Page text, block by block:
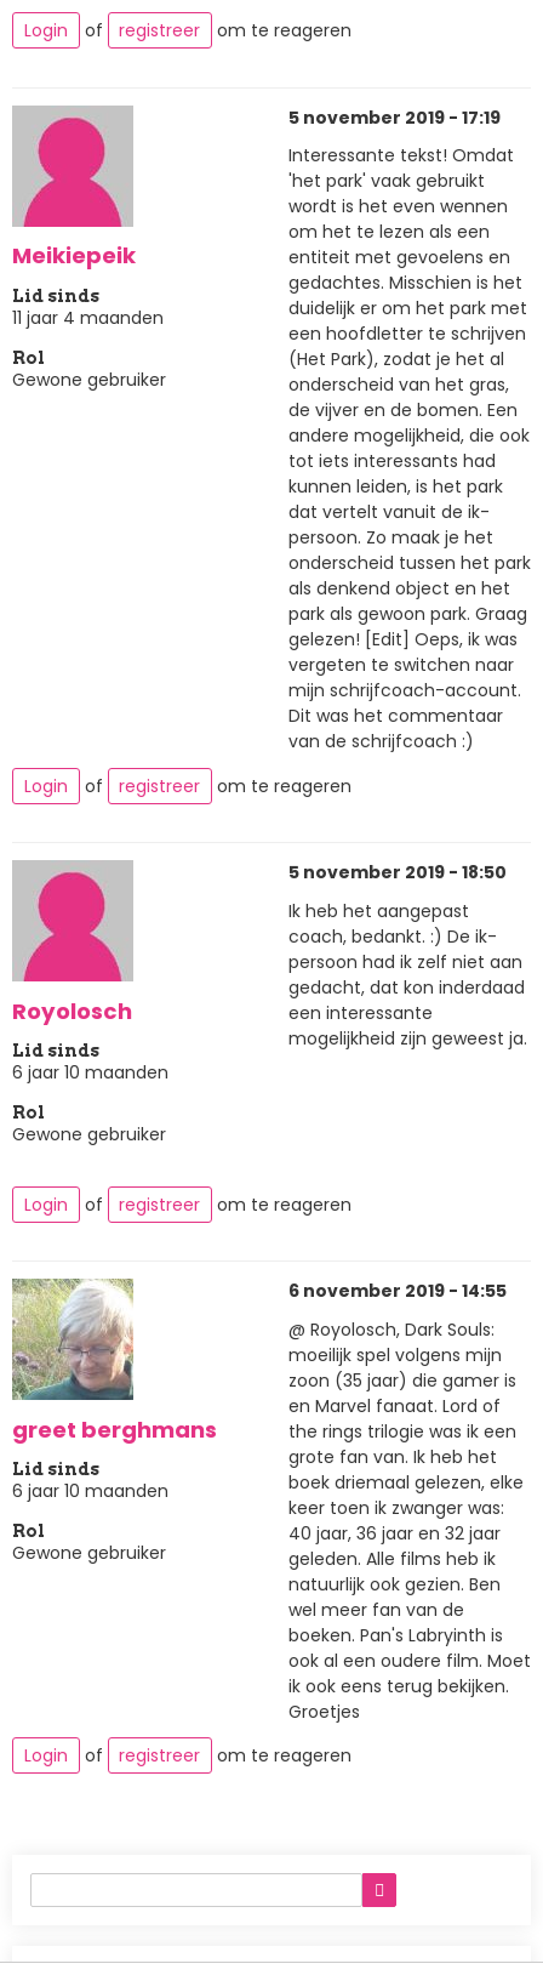
Login
of registreer om te reageren
Meikiepeik
Lid sinds
11 jaar 4 maanden
Rol
Gewone gebruiker
5 november 2019 - 17:19
Interessante tekst! Omdat
'het park' vaak gebruikt
wordt is het even wennen
om het te lezen als een
entiteit met gevoelens en
gedachtes. Misschien is het
duidelijk er om het park met
een hoofdletter te schrijven
(Het Park), zodat je het al
onderscheid van het gras,
de vijver en de bomen. Een
andere mogelijkheid, die ook
tot iets interessants had
kunnen leiden, is het park
dat vertelt vanuit de ik-
persoon. Zo maak je het
onderscheid tussen het park
als denkend object en het
park als gewoon park. Graag
gelezen! [Edit] Oeps, ik was
vergeten te switchen naar
mijn schrijfcoach-account.
Dit was het commentaar
van de schrijfcoach :)
Login
of registreer om te reageren
Royolosch
Lid sinds
6 jaar 10 maanden
Rol
Gewone gebruiker
5 november 2019 - 18:50
Ik heb het aangepast
coach, bedankt. :) De ik-
persoon had ik zelf niet aan
gedacht, dat kon inderdaad
een interessante
mogelijkheid zijn geweest ja.
Login of registreer om te reageren
greet berghmans
Lid sinds
6 jaar 10 maanden
Rol
Gewone gebruiker
6 november 2019 - 14:55
@ Royolosch, Dark Souls:
moeilijk spel volgens mijn
zoon (35 jaar) die gamer is
en Marvel fanaat. Lord of
the rings trilogie was ik een
grote fan van. Ik heb het
boek driemaal gelezen, elke
keer toen ik zwanger was:
40 jaar, 36 jaar en 32 jaar
geleden. Alle films heb ik
natuurlijk ook gezien. Ben
wel meer fan van de
boeken. Pan's Labryinth is
ook al een oudere film. Moet
ik ook eens terug bekijken.
Groetjes
Login
of registreer om te reageren